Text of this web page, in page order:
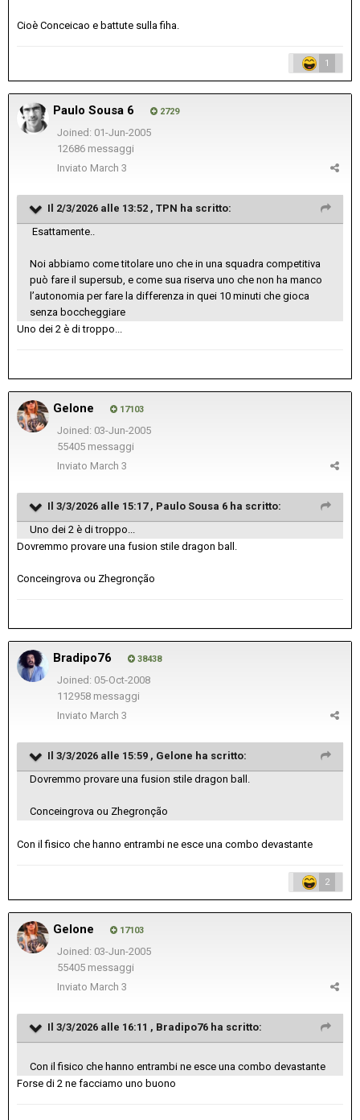
Cioè Conceicao e battute sulla fiha.
1
Paulo Sousa 6 2729
Joined: 01-Jun-2005
12686 messaggi
Inviato March 3
Il 2/3/2026 alle 13:52 , TPN ha scritto:
Esattamente..
Noi abbiamo come titolare uno che in una squadra competitiva
può fare il supersub, e come sua riserva uno che non ha manco
l’autonomia per fare la differenza in quei 10 minuti che gioca
senza boccheggiare
Uno dei 2 è di troppo...
Gelone 17103
Joined: 03-Jun-2005
55405 messaggi
Inviato March 3
Il 3/3/2026 alle 15:17 , Paulo Sousa 6 ha scritto:
Uno dei 2 è di troppo...
Dovremmo provare una fusion stile dragon ball.
Conceingrova ou Zhegronção
Bradipo76 38438
Joined: 05-Oct-2008
112958 messaggi
Inviato March 3
Il 3/3/2026 alle 15:59 , Gelone ha scritto:
Dovremmo provare una fusion stile dragon ball.
Conceingrova ou Zhegronção
Con il fisico che hanno entrambi ne esce una combo devastante
2
Gelone 17103
Joined: 03-Jun-2005
55405 messaggi
Inviato March 3
Il 3/3/2026 alle 16:11 , Bradipo76 ha scritto:
Con il fisico che hanno entrambi ne esce una combo devastante
Forse di 2 ne facciamo uno buono